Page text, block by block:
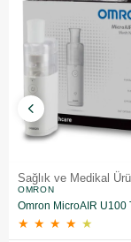
Sağlık ve Medikal
OMRON
★ ★ ★ ★ ★